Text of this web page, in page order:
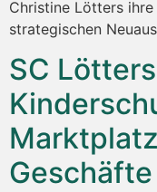
Christine Lötters
strategischen
SC